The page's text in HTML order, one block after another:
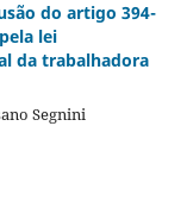
do artigo 394-
lei
da trabalhadora
Segnini